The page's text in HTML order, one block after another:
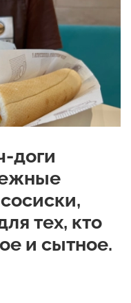
доги
тех, кто
и сытное.